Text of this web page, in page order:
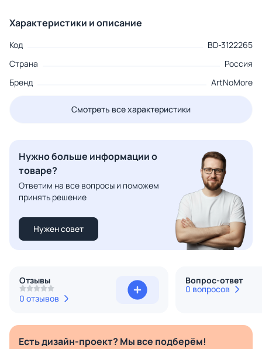
Характеристики и описание
Код
BD-3122265
Страна
Россия
Бренд
ArtNoMore
Смотреть все характеристики
Нужно больше информации о
товаре?
Ответим на все вопросы и поможем
принять решение
Нужен совет
Отзывы
0 отзывов
Вопрос-ответ
0 вопросов
Есть дизайн-проект? Мы все подберём!